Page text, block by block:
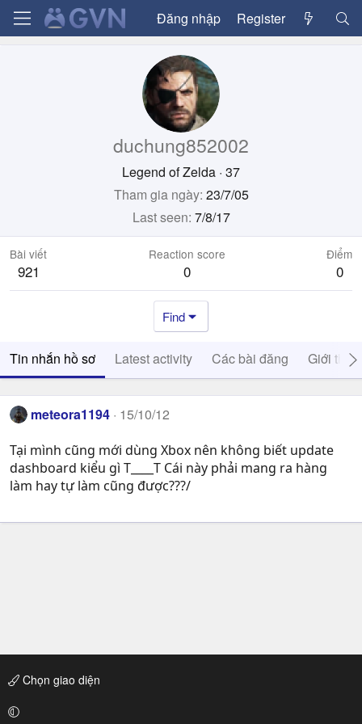
Đăng nhập Register
duchung852002
Legend of Zelda · 37
Tham gia ngày 23/7/05
Last seen 7/8/17
Bài viết
921
Reaction score
0
Điểm
0
Find
Tin nhắn hồ sơ Latest activity Các bài đăng Giới thiệu
meteora1194 15/10/12
Tại mình cũng mới dùng Xbox nên không biết update
dashboard kiểu gì T____T Cái này phải mang ra hàng
làm hay tự làm cũng được???/
Chọn giao diện